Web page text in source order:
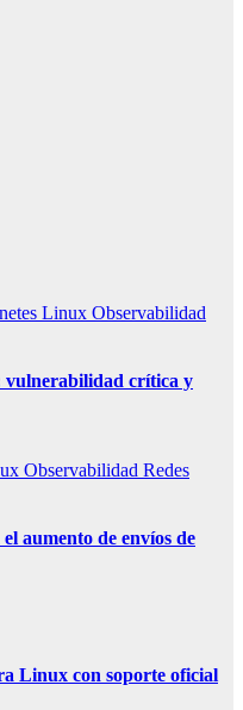
Linux Observabilidad
vulnerabilidad crítica y
Observabilidad Redes
aumento de envíos de
Linux con soporte oficial